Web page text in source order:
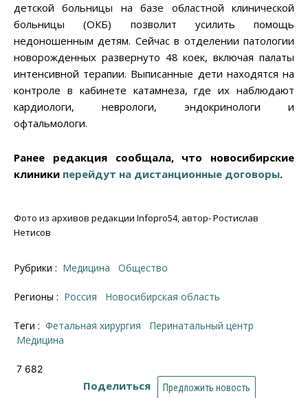
детской больницы на базе областной клинической
больницы (ОКБ) позволит усилить помощь
недоношенным детям. Сейчас в отделении патологии
новорожденных развернуто 48 коек, включая палаты
интенсивной терапии. Выписанные дети находятся на
контроле в кабинете катамнеза, где их наблюдают
кардиологи, неврологи, эндокринологи и
офтальмологи.
Ранее редакция сообщала, что новосибирские
клиники перейдут на дистанционные договоры.
Фото из архивов редакции Infopro54, автор- Ростислав
Нетисов
Рубрики : Медицина Общество
Регионы : Россия Новосибирская область
Теги : фетальная хирургия
перинатальный центр
медицина
7 682
Поделиться Предложить новость